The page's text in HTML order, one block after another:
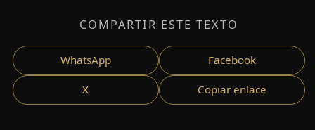
COMPARTIR ESTE TEXTO
WhatsApp Facebook
X Copiar enlace